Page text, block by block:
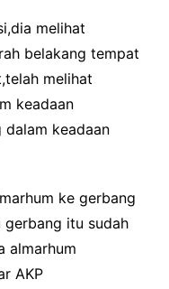
melihat
belakang tempat
melihat
keadaan
dalam keadaan
ke gerbang
itu sudah
almarhum
AKP